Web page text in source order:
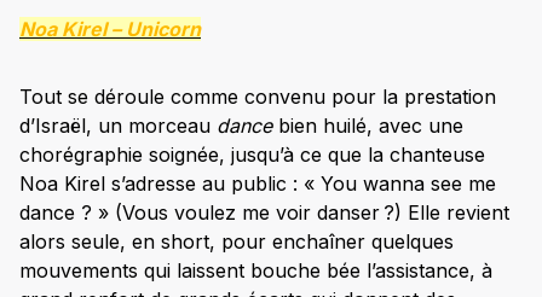
Noa Kirel – Unicorn
Tout se déroule comme convenu pour la prestation
d’Israël, un morceau dancebien huilé, avec une
chorégraphie soignée, jusqu’à ce que la chanteuse
Noa Kirel s’adresse au public : « You wanna see me
dance ? » (Vous voulez me voir danser ?) Elle revient
alors seule, en short, pour enchaîner quelques
mouvements qui laissent bouche bée l’assistance, à